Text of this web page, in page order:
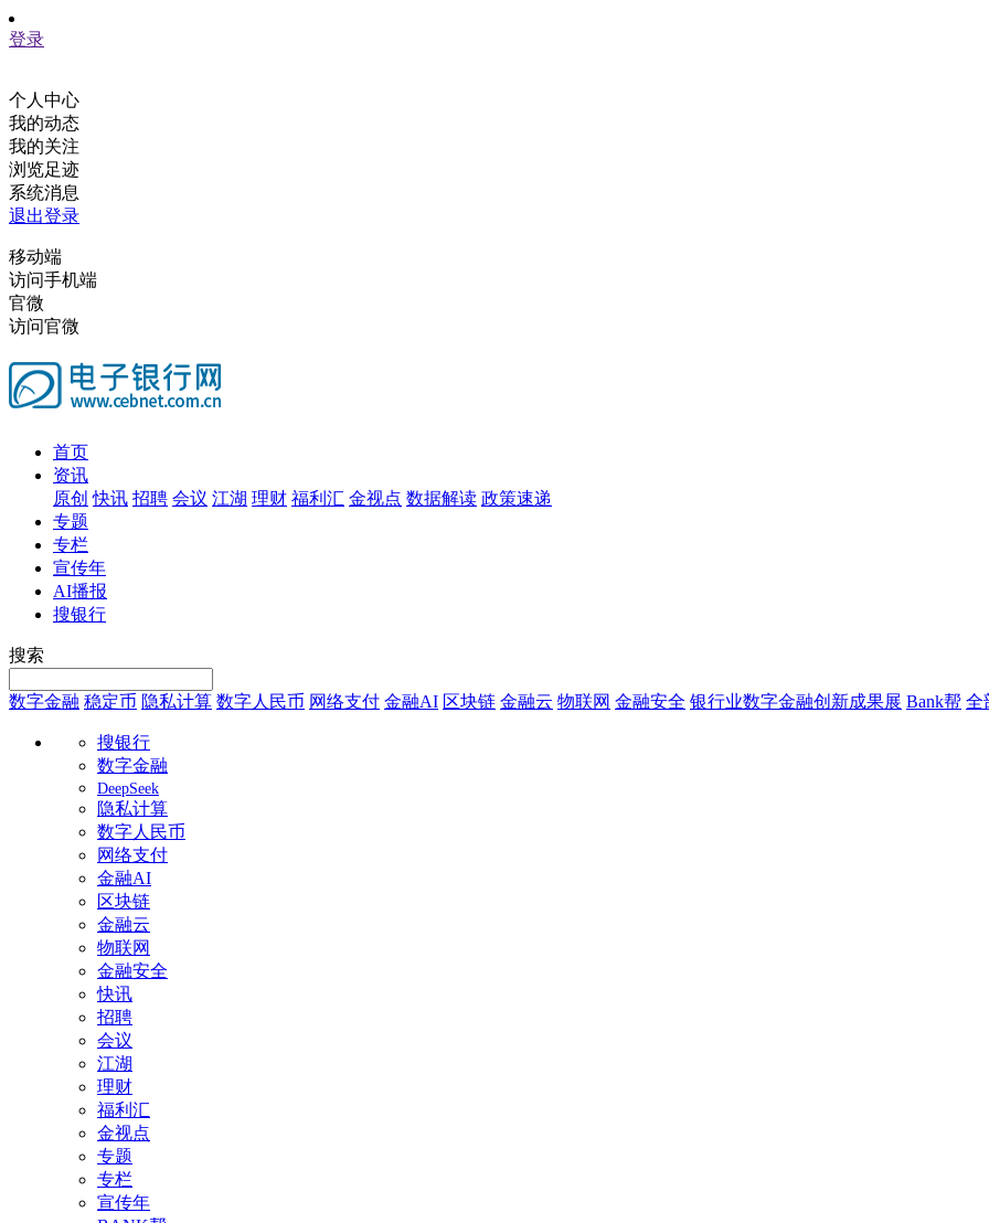
登录
个人中心
我的动态
我的关注
浏览足迹
系统消息
退出登录
移动端
访问手机端
官微
访问官微
首页
资讯
原创 快讯 招聘 会议 江湖 理财 福利汇 金视点 数据解读 政策速递
专题
专栏
宣传年
AI播报
搜银行
搜索
数字金融 稳定币 隐私计算 数字人民币 网络支付 金融AI 区块链 金融云 物联网 金融安全 银行业数字金融创新成果展 Bank帮 全
搜银行
数字金融
DeepSeek
隐私计算
数字人民币
网络支付
金融AI
区块链
金融云
物联网
金融安全
快讯
招聘
会议
江湖
理财
福利汇
金视点
专题
专栏
宣传年